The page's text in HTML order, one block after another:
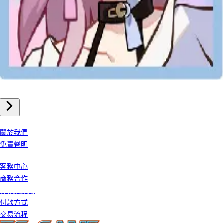
手機遊戲
崩壞星穹鐵道 儲值
關於我們
免責聲明
客務中心
商務合作
付款方式
交易流程